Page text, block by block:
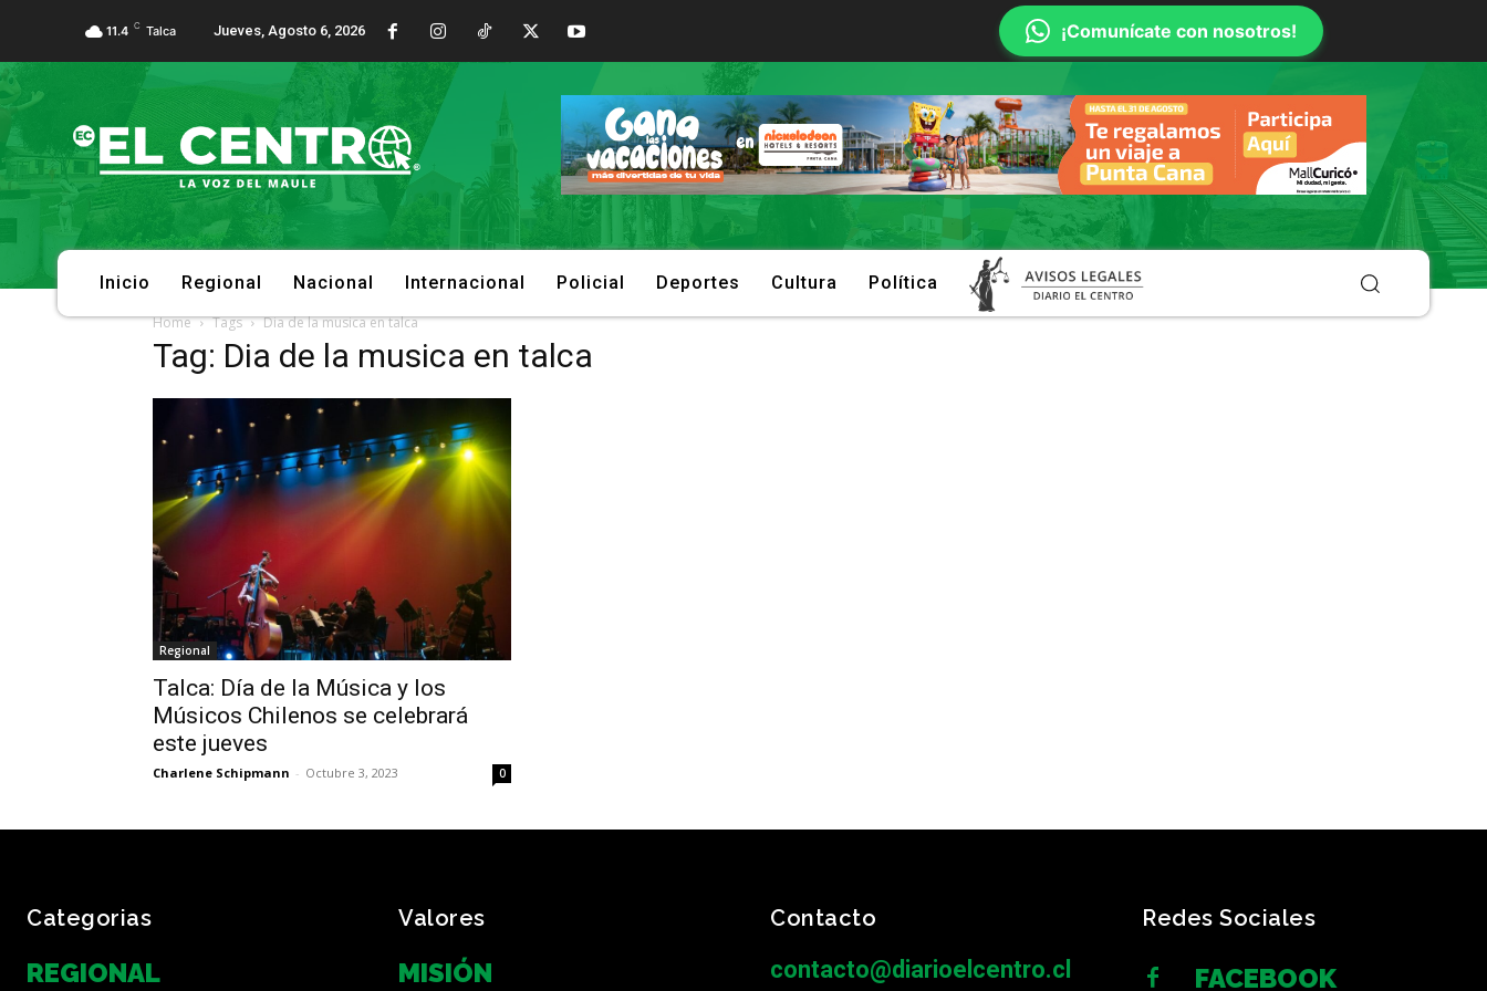
11.4 C Talca Jueves, Agosto 6, 2026 ¡Comunícate con nosotros!
Inicio Regional Nacional Internacional Policial Deportes Cultura Política
Home Tags Dia de la musica en talca
Tag: Dia de la musica en talca
Regional
Talca: Día de la Música y los
Músicos Chilenos se celebrará
este jueves
Charlene Schipmann - Octubre 3, 2023 0
Categorias
REGIONAL
Valores
MISIÓN
Contacto
contacto@diarioelcentro.cl
Redes Sociales
FACEBOOK